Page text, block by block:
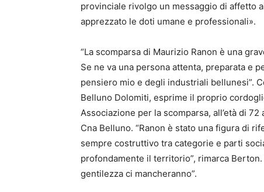
provinciale rivolgo un messaggio di affetto
apprezzato le doti umane e professionali».
“La scomparsa di Maurizio Ranon è una
Se ne va una persona attenta, preparata e
pensiero mio e degli industriali bellunesi”.
Belluno Dolomiti, esprime il proprio
Associazione per la scomparsa, all’età di
Cna Belluno. “Ranon è stato una figura di
sempre costruttivo tra categorie e parti
profondamente il territorio”, rimarca
gentilezza ci mancheranno”.